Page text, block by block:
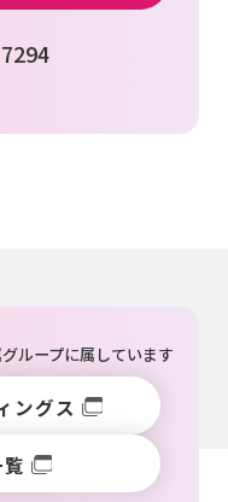
ループに属しています
ングス